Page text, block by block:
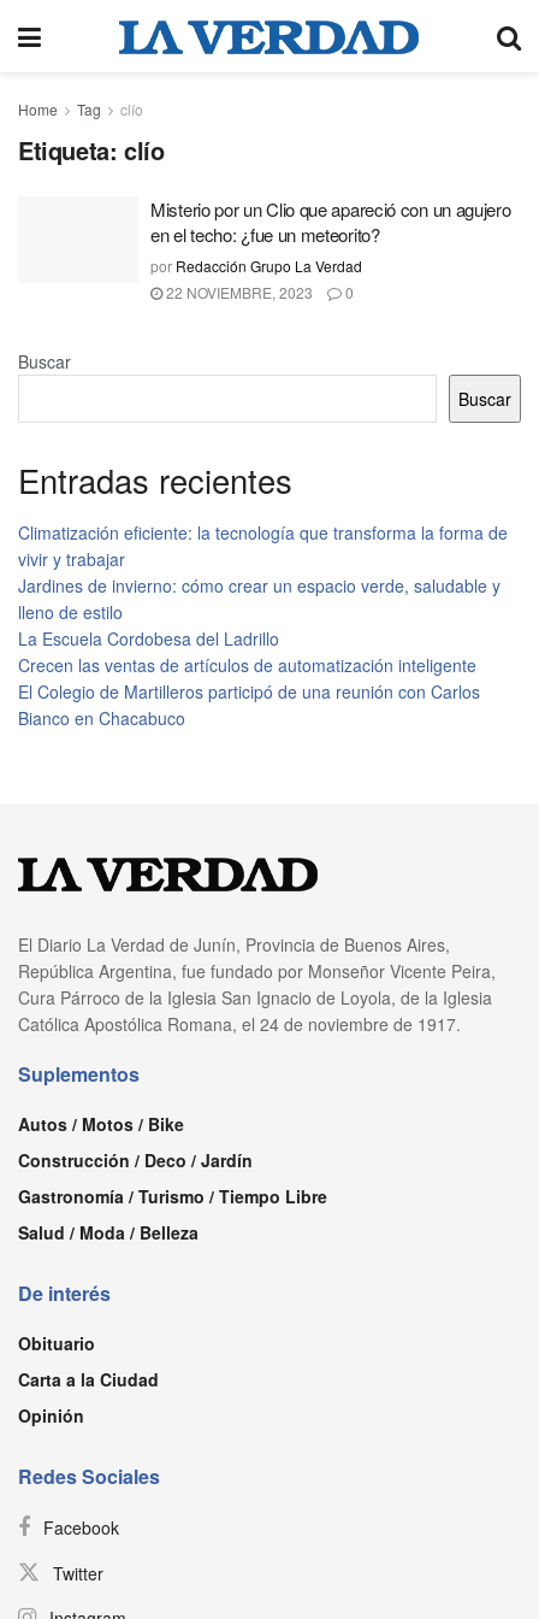
Home Tag clío
Etiqueta: clío
Misterio por un Clio que apareció con un agujero
en el techo: ¿fue un meteorito?
por Redacción Grupo La Verdad
22 NOVIEMBRE, 2023
0
Buscar
Buscar
Entradas recientes
Climatización eficiente: la tecnología que transforma la forma de
vivir y trabajar
Jardines de invierno: cómo crear un espacio verde, saludable y
lleno de estilo
La Escuela Cordobesa del Ladrillo
Crecen las ventas de artículos de automatización inteligente
El Colegio de Martilleros participó de una reunión con Carlos
Bianco en Chacabuco
El Diario La Verdad de Junín, Provincia de Buenos Aires,
República Argentina, fue fundado por Monseñor Vicente Peira,
Cura Párroco de la Iglesia San Ignacio de Loyola, de la Iglesia
Católica Apostólica Romana, el 24 de noviembre de 1917.
Suplementos
Autos / Motos / Bike
Construcción / Deco / Jardín
Gastronomía / Turismo / Tiempo Libre
Salud / Moda / Belleza
De interés
Obituario
Carta a la Ciudad
Opinión
Redes Sociales
Facebook
Twitter